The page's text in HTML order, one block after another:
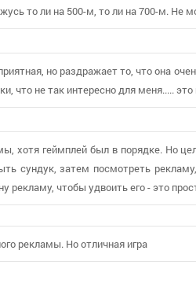
то ли на 500-м, то ли на 700-м. Не
но раздражает то, что она
что не так интересно для меня.....
хотя геймплей был в порядке. Но
сундук, затем посмотреть
рекламу, чтобы удвоить его - это
рекламы. Но отличная игра